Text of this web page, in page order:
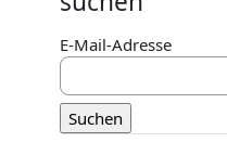
E-Mail-Adresse